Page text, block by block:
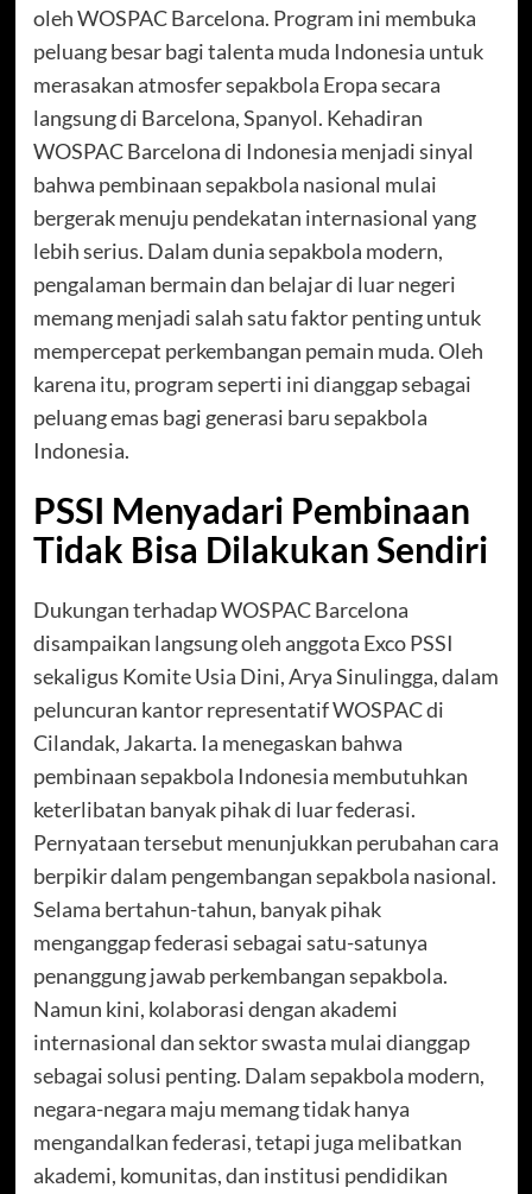
oleh WOSPAC Barcelona. Program ini membuka
peluang besar bagi talenta muda Indonesia untuk
merasakan atmosfer sepakbola Eropa secara
langsung di Barcelona, Spanyol. Kehadiran
WOSPAC Barcelona di Indonesia menjadi sinyal
bahwa pembinaan sepakbola nasional mulai
bergerak menuju pendekatan internasional yang
lebih serius. Dalam dunia sepakbola modern,
pengalaman bermain dan belajar di luar negeri
memang menjadi salah satu faktor penting untuk
mempercepat perkembangan pemain muda. Oleh
karena itu, program seperti ini dianggap sebagai
peluang emas bagi generasi baru sepakbola
Indonesia.
PSSI Menyadari Pembinaan
Tidak Bisa Dilakukan Sendiri
Dukungan terhadap WOSPAC Barcelona
disampaikan langsung oleh anggota Exco PSSI
sekaligus Komite Usia Dini, Arya Sinulingga, dalam
peluncuran kantor representatif WOSPAC di
Cilandak, Jakarta. Ia menegaskan bahwa
pembinaan sepakbola Indonesia membutuhkan
keterlibatan banyak pihak di luar federasi.
Pernyataan tersebut menunjukkan perubahan cara
berpikir dalam pengembangan sepakbola nasional.
Selama bertahun-tahun, banyak pihak
menganggap federasi sebagai satu-satunya
penanggung jawab perkembangan sepakbola.
Namun kini, kolaborasi dengan akademi
internasional dan sektor swasta mulai dianggap
sebagai solusi penting. Dalam sepakbola modern,
negara-negara maju memang tidak hanya
mengandalkan federasi, tetapi juga melibatkan
akademi, komunitas, dan institusi pendidikan